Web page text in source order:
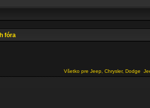
fóra
Všetko pre Jeep, Chrysler, Dodge